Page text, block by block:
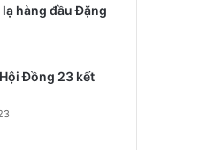
hàng đầu Đặng
Đồng 23 kết